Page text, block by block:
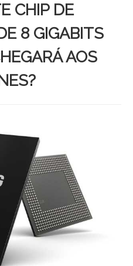
CHIP DE
8 GIGABITS
AOS